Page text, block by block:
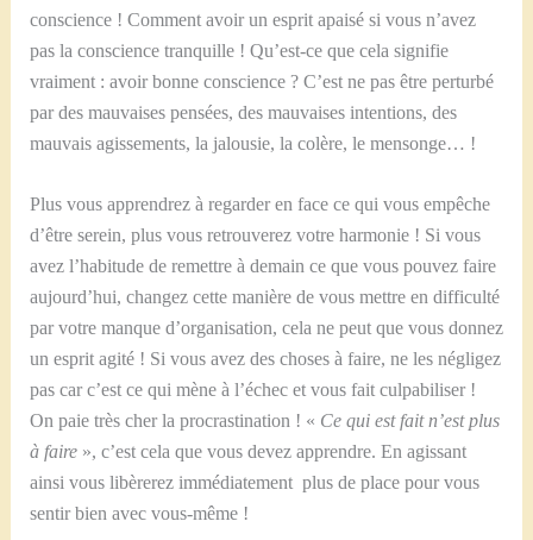
conscience ! Comment avoir un esprit apaisé si vous n’avez
pas la conscience tranquille ! Qu’est-ce que cela signifie
vraiment : avoir bonne conscience ? C’est ne pas être perturbé
par des mauvaises pensées, des mauvaises intentions, des
mauvais agissements, la jalousie, la colère, le mensonge… !
Plus vous apprendrez à regarder en face ce qui vous empêche
d’être serein, plus vous retrouverez votre harmonie ! Si vous
avez l’habitude de remettre à demain ce que vous pouvez faire
aujourd’hui, changez cette manière de vous mettre en difficulté
par votre manque d’organisation, cela ne peut que vous donnez
un esprit agité ! Si vous avez des choses à faire, ne les négligez
pas car c’est ce qui mène à l’échec et vous fait culpabiliser !
On paie très cher la procrastination ! « Ce qui est fait n’est plus
à faire», c’est cela que vous devez apprendre. En agissant
ainsi vous libèrerez immédiatement plus de place pour vous
sentir bien avec vous-même !